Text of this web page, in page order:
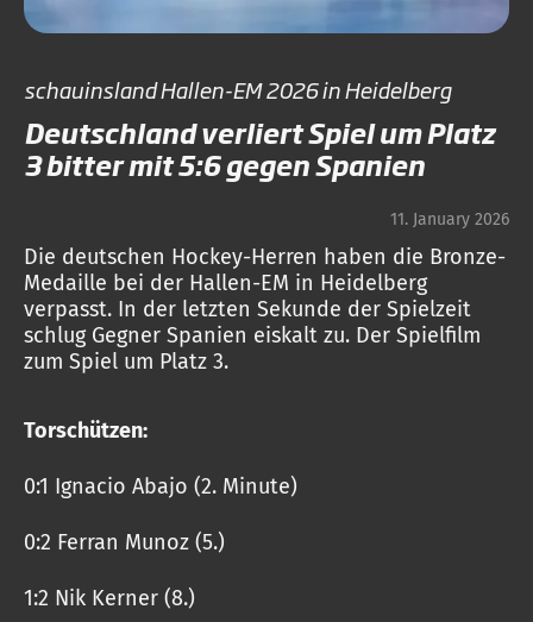
schauinsland Hallen-EM 2026 in Heidelberg
Deutschland verliert Spiel um Platz
3 bitter mit 5:6 gegen Spanien
11. January 2026
Die deutschen Hockey-Herren haben die Bronze-
Medaille bei der Hallen-EM in Heidelberg
verpasst. In der letzten Sekunde der Spielzeit
schlug Gegner Spanien eiskalt zu. Der Spielfilm
zum Spiel um Platz 3.
Torschützen:
0:1 Ignacio Abajo (2. Minute)
0:2 Ferran Munoz (5.)
1:2 Nik Kerner (8.)